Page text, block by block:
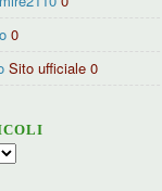
0
Sito ufficiale 0